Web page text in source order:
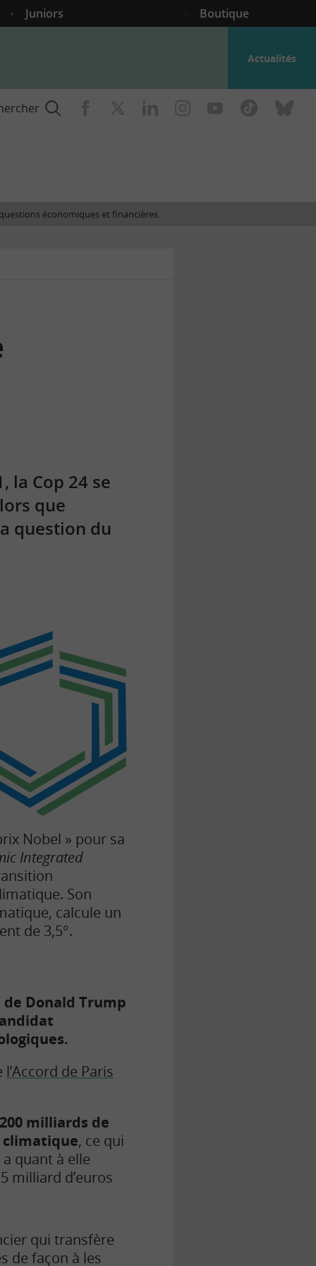
Juniors Boutique
Actualités
économiques et financières.
la Cop 24 se
que
question du
Nobel » pour sa
Integrated
Son
calcule un
de 3,5°.
Donald Trump
l’Accord de Paris
milliards de
climatique, ce qui
quant à elle
milliard d’euros
qui transfère
de façon à les